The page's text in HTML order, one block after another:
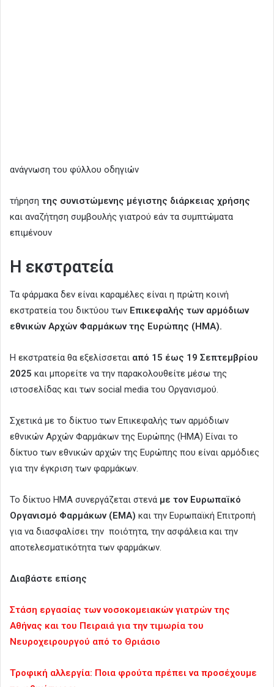
ανάγνωση του φύλλου οδηγιών
τήρηση της συνιστώμενης μέγιστης διάρκειας χρήσης
και αναζήτηση συμβουλής γιατρού εάν τα συμπτώματα
επιμένουν
Η εκστρατεία
Τα φάρμακα δεν είναι καραμέλες είναι η πρώτη κοινή
εκστρατεία του δικτύου των Επικεφαλής των αρμόδιων
εθνικών Αρχών Φαρμάκων της Ευρώπης (HMA).
Η εκστρατεία θα εξελίσσεται από 15 έως 19 Σεπτεμβρίου
2025 και μπορείτε να την παρακολουθείτε μέσω της
ιστοσελίδας και των social media του Οργανισμού.
Σχετικά με το δίκτυο των Επικεφαλής των αρμόδιων
εθνικών Αρχών Φαρμάκων της Ευρώπης (HMA) Είναι το
δίκτυο των εθνικών αρχών της Ευρώπης που είναι αρμόδιες
για την έγκριση των φαρμάκων.
Το δίκτυο HMA συνεργάζεται στενά με τον Ευρωπαϊκό
Οργανισμό Φαρμάκων (EMA) και την Ευρωπαϊκή Επιτροπή
για να διασφαλίσει την ποιότητα, την ασφάλεια και την
αποτελεσματικότητα των φαρμάκων.
Διαβάστε επίσης
Στάση εργασίας των νοσοκομειακών γιατρών της
Αθήνας και του Πειραιά για την τιμωρία του
Νευροχειρουργού από το Θριάσιο
Τροφική αλλεργία: Ποια φρούτα πρέπει να προσέχουμε